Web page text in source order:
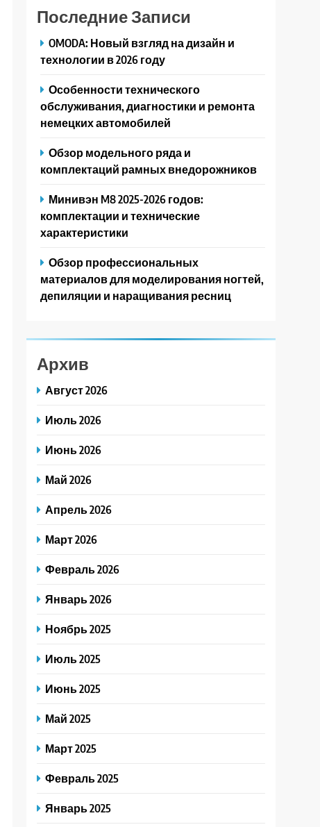
Последние Записи
OMODA: Новый взгляд на дизайн и
технологии в 2026 году
Особенности технического
обслуживания, диагностики и ремонта
немецких автомобилей
Обзор модельного ряда и
комплектаций рамных внедорожников
Минивэн M8 2025-2026 годов:
комплектации и технические
характеристики
Обзор профессиональных
материалов для моделирования ногтей,
депиляции и наращивания ресниц
Архив
Август 2026
Июль 2026
Июнь 2026
Май 2026
Апрель 2026
Март 2026
Февраль 2026
Январь 2026
Ноябрь 2025
Июль 2025
Июнь 2025
Май 2025
Март 2025
Февраль 2025
Январь 2025